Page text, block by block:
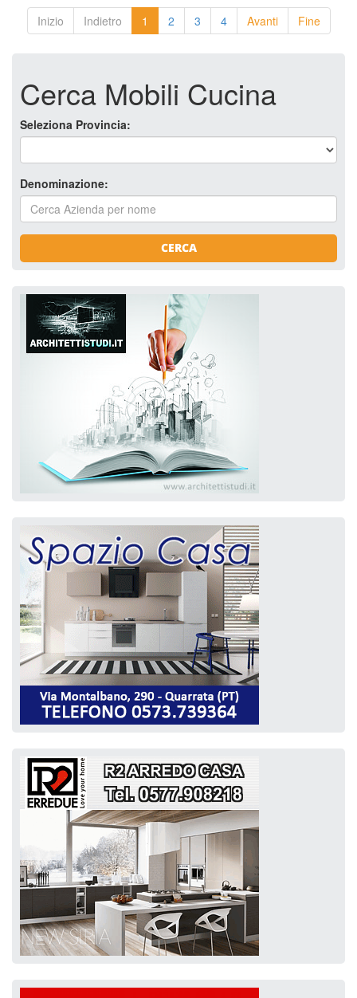
Inizio Indietro 1 2 3 4 Avanti Fine
Cerca Mobili Cucina
Seleziona Provincia:
Denominazione:
CERCA